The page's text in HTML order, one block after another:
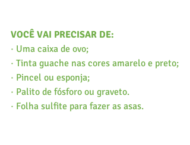
VOCÊ VAI PRECISAR DE:
· Uma caixa de ovo;
· Tinta guache nas cores amarelo e preto;
· Pincel ou esponja;
· Palito de fósforo ou graveto.
· Folha sulfite para fazer as asas.